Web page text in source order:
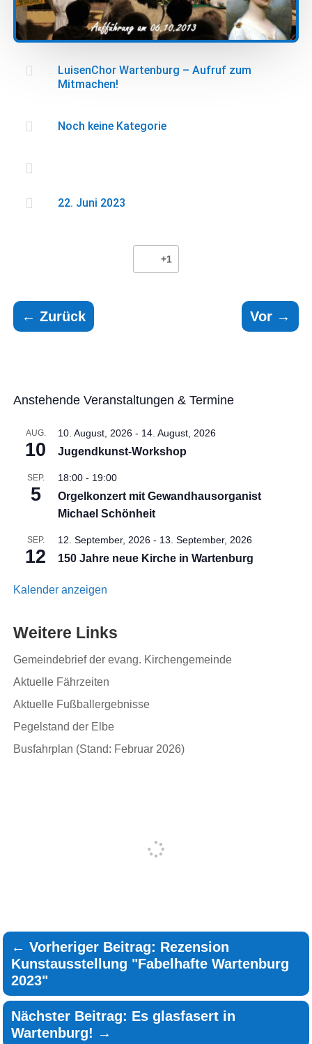

LuisenChor Wartenburg – Aufruf zum
Mitmachen!
 Noch keine Kategorie

 22. Juni 2023
+1
←Zurück Vor→
Anstehende Veranstaltungen & Termine
AUG.
10
10. August, 2026 - 14. August, 2026
Jugendkunst-Workshop
SEP.
5
18:00 - 19:00
Orgelkonzert mit Gewandhausorganist
Michael Schönheit
SEP.
12
12. September, 2026 - 13. September, 2026
150 Jahre neue Kirche in Wartenburg
Kalender anzeigen
Weitere Links
Gemeindebrief der evang. Kirchengemeinde
Aktuelle Fährzeiten
Aktuelle Fußballergebnisse
Pegelstand der Elbe
Busfahrplan (Stand: Februar 2026)
←Vorheriger Beitrag: Rezension
Kunstausstellung "Fabelhafte Wartenburg
2023"
Nächster Beitrag: Es glasfasert in
Wartenburg! →